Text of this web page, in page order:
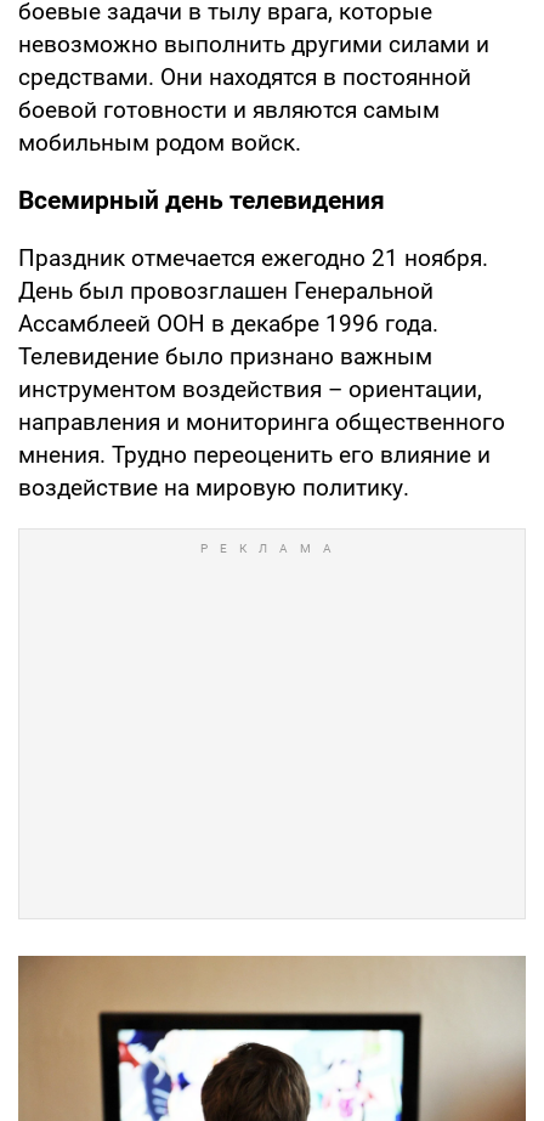
боевые задачи в тылу врага, которые
невозможно выполнить другими силами и
средствами. Они находятся в постоянной
боевой готовности и являются самым
мобильным родом войск.
Всемирный день телевидения
Праздник отмечается ежегодно 21 ноября.
День был провозглашен Генеральной
Ассамблеей ООН в декабре 1996 года.
Телевидение было признано важным
инструментом воздействия – ориентации,
направления и мониторинга общественного
мнения. Трудно переоценить его влияние и
воздействие на мировую политику.